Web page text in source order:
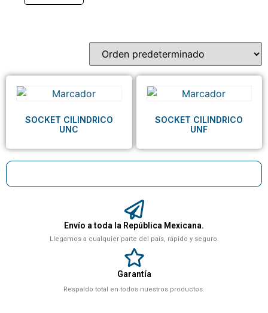
Envío a toda la República Mexicana.
Llegamos a cualquier parte del país, rápido y seguro.
Garantía
Respaldo total en todos nuestros productos.
SOCKET CILINDRICO
UNC
SOCKET CILINDRICO
UNF